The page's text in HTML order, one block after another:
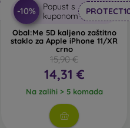
-10%
Popust s
kuponom
Obal:Me 5D kaljeno zaštitno
staklo za Apple iPhone 11/XR
crno
15,90 €
14,31 €
Na zalihi > 5 komada